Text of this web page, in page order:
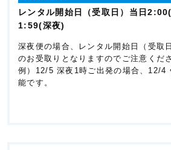
レンタル開始日（受取日）当日
1:59(深夜)
深夜便の場合、レンタル開始日（受取
のお受取りとなりますのでご注意くだ
例）12/5 深夜1時ご出発の場合、12/4
能です。